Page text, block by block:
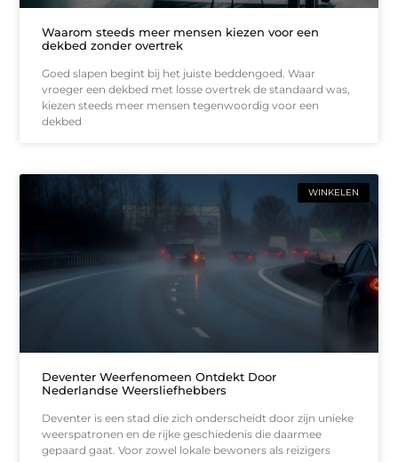
Waarom steeds meer mensen kiezen voor een
dekbed zonder overtrek
Goed slapen begint bij het juiste beddengoed. Waar
vroeger een dekbed met losse overtrek de standaard was,
kiezen steeds meer mensen tegenwoordig voor een
dekbed
WINKELEN
Deventer Weerfenomeen Ontdekt Door
Nederlandse Weersliefhebbers
Deventer is een stad die zich onderscheidt door zijn unieke
weerspatronen en de rijke geschiedenis die daarmee
gepaard gaat. Voor zowel lokale bewoners als reizigers